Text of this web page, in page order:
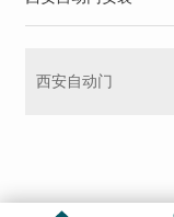
西安自动门